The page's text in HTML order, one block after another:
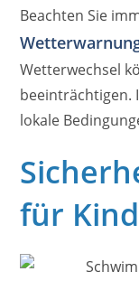
Beachten Sie
Wetterwechsel
beeinträchtigen.
lokale
für